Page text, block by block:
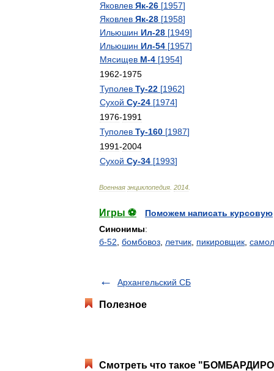
Яковлев Як-26 [1957]
Яковлев Як-28 [1958]
Ильюшин Ил-28 [1949]
Ильюшин Ил-54 [1957]
Мясищев М-4 [1954]
1962-1975
Туполев Ту-22 [1962]
Сухой Су-24 [1974]
1976-1991
Туполев Ту-160 [1987]
1991-2004
Сухой Су-34 [1993]
Военная энциклопедия 2014
Игры ⚽
Поможем написать курсовую
Синонимы:
б-52 бомбовоз летчик пикировщик
Архангельский СБ
Полезное
Смотреть что такое